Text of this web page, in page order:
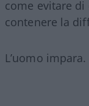
come evitare di
contenere la
L’uomo impara.